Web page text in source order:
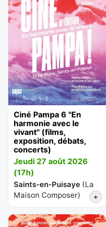
Ciné Pampa 6 "En
harmonie avec le
vivant" (films,
exposition, débats,
concerts)
Jeudi 27 août 2026
(17h)
Saints-en-Puisaye (La
Maison Composer) +